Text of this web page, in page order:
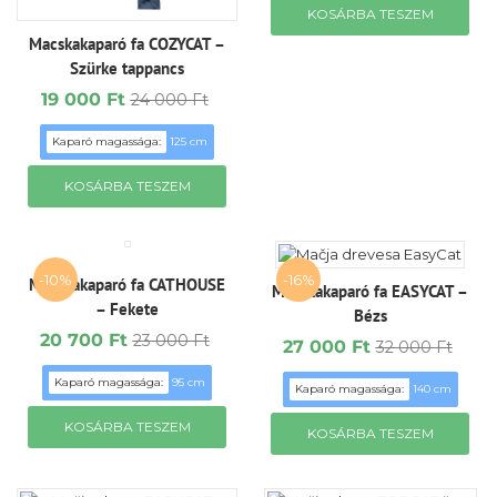
Macskakaparó fa COZYCAT –
Szürke tappancs
24 000Ft
Original
price
was:
24
000 Ft.
19 000 Ft Current
price
is:
19
000 Ft.
Kaparó magassága: 125 cm
KOSÁRBA TESZEM
000 Ft.
700 Ft.
KOSÁRBA TESZEM
-10%
Macskakaparó fa CATHOUSE
– Fekete
23 000Ft
Original
price
was:
23
000 Ft.
20 700 FtCurrent
price
is:
20
700 Ft.
Kaparó magassága: 95 cm
KOSÁRBA TESZEM
-16%
Macskakaparó fa EASYCAT –
Bézs
32 000Ft
Original
price
was:
32
000 Ft.
27 000 FtCurrent
price
is:
27
000 Ft.
Kaparó magassága: 140 cm
KOSÁRBA TESZEM